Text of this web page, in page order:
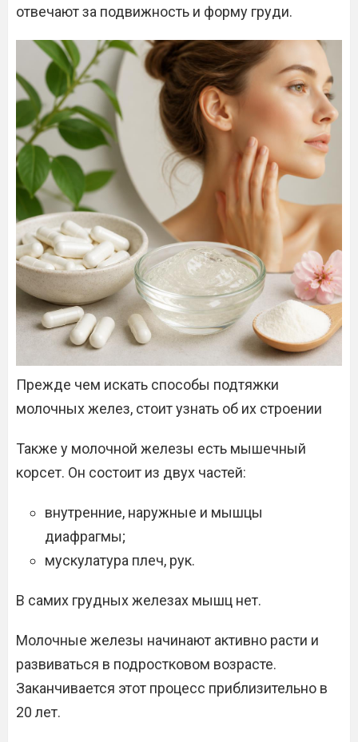
отвечают за подвижность и форму груди.
Прежде чем искать способы подтяжки
молочных желез, стоит узнать об их строении
Также у молочной железы есть мышечный
корсет. Он состоит из двух частей:
внутренние, наружные и мышцы
диафрагмы;
мускулатура плеч, рук.
В самих грудных железах мышц нет.
Молочные железы начинают активно расти и
развиваться в подростковом возрасте.
Заканчивается этот процесс приблизительно в
20 лет.